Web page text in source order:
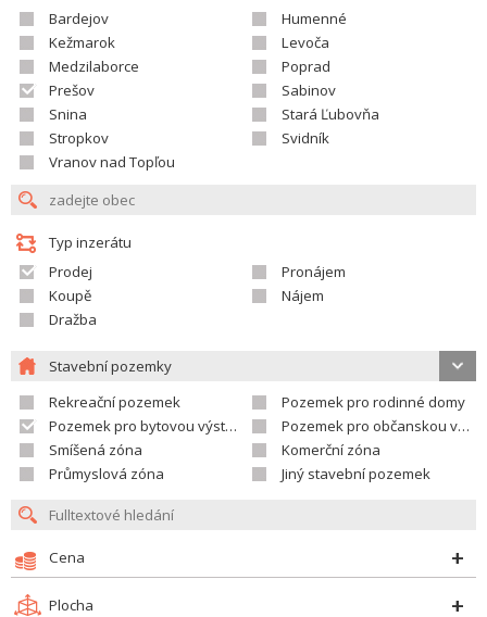
Bardejov
Humenné
Kežmarok
Levoča
Medzilaborce
Poprad
Prešov
Sabinov
Snina
Stará Ľubovňa
Stropkov
Svidník
Vranov nad Topľou
Typ inzerátu
Prodej
Pronájem
Koupě
Nájem
Dražba
Stavební pozemky
Rekreační pozemek
Pozemek pro rodinné domy
Pozemek pro bytovou výstavbu
Pozemek pro občanskou vybavenost
Smíšená zóna
Komerční zóna
Průmyslová zóna
Jiný stavební pozemek
Cena
Plocha